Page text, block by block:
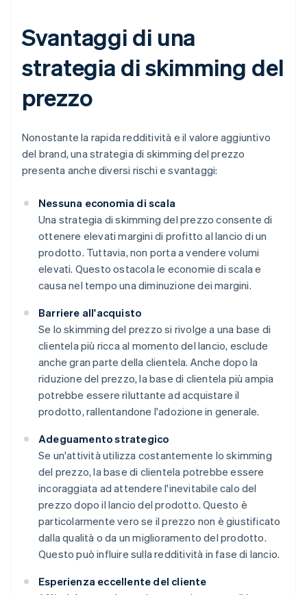
Svantaggi di una
strategia di skimming del
prezzo
Nonostante la rapida redditività e il valore aggiuntivo
del brand, una strategia di skimming del prezzo
presenta anche diversi rischi e svantaggi:
Nessuna economia di scala
Una strategia di skimming del prezzo consente di
ottenere elevati margini di profitto al lancio di un
prodotto. Tuttavia, non porta a vendere volumi
elevati. Questo ostacola le economie di scala e
causa nel tempo una diminuzione dei margini.
Barriere all'acquisto
Se lo skimming del prezzo si rivolge a una base di
clientela più ricca al momento del lancio, esclude
anche gran parte della clientela. Anche dopo la
riduzione del prezzo, la base di clientela più ampia
potrebbe essere riluttante ad acquistare il
prodotto, rallentandone l'adozione in generale.
Adeguamento strategico
Se un'attività utilizza costantemente lo skimming
del prezzo, la base di clientela potrebbe essere
incoraggiata ad attendere l'inevitabile calo del
prezzo dopo il lancio del prodotto. Questo è
particolarmente vero se il prezzo non è giustificato
dalla qualità o da un miglioramento del prodotto.
Questo può influire sulla redditività in fase di lancio.
Esperienza eccellente del cliente